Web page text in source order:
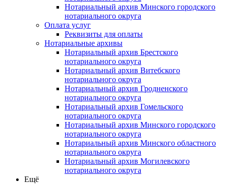
Нотариальный архив Минского городского
нотариального округа
Оплата услуг
Реквизиты для оплаты
Нотариальные архивы
Нотариальный архив Брестского
нотариального округа
Нотариальный архив Витебского
нотариального округа
Нотариальный архив Гродненского
нотариального округа
Нотариальный архив Гомельского
нотариального округа
Нотариальный архив Минского городского
нотариального округа
Нотариальный архив Минского областного
нотариального округа
Нотариальный архив Могилевского
нотариального округа
Ещё